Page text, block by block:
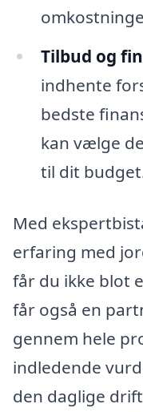
Tilbud og
indhente
bedste
kan vælge
til dit
Med
erfaring med
får du ikke blot
får også en
gennem hele
indledende
den daglige